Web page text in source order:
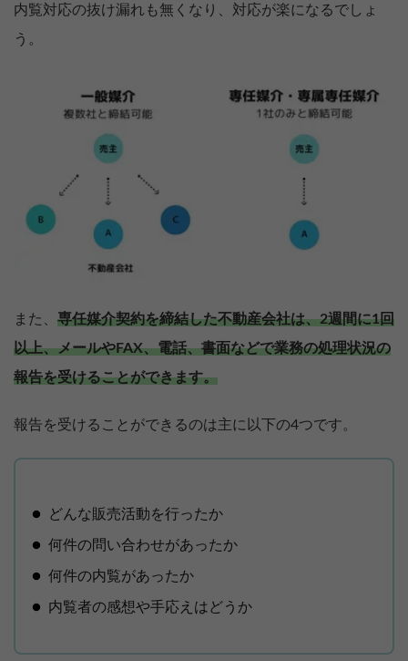
内覧対応の抜け漏れも無くなり、対応が楽になるでしょ
う。
また、 専任媒介契約を締結した不動産会社は、2週間に1回
以上、メールやFAX、電話、書面などで業務の処理状況の
報告を受けることができます。
報告を受けることができるのは主に以下の4つです。
どんな販売活動を行ったか
何件の問い合わせがあったか
何件の内覧があったか
内覧者の感想や手応えはどうか